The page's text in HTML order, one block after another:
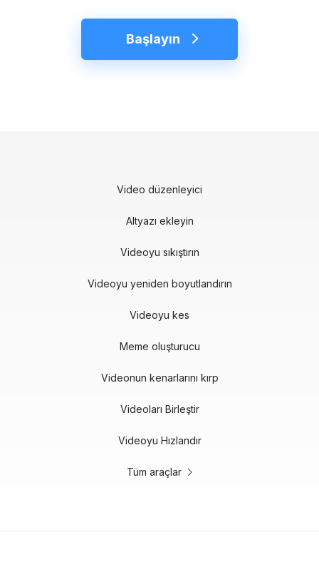
Başlayın
Video düzenleyici
Altyazı ekleyin
Videoyu sıkıştırın
Videoyu yeniden boyutlandırın
Videoyu kes
Meme oluşturucu
Videonun kenarlarını kırp
Videoları Birleştir
Videoyu Hızlandır
Tüm araçlar